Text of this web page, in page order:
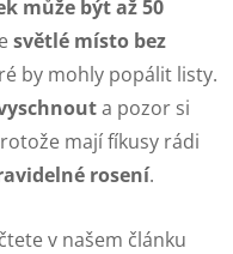
může být až 50
světlé místo bez
by mohly popálit listy.
a pozor si
mají fíkusy rádi
rosení.
v našem článku